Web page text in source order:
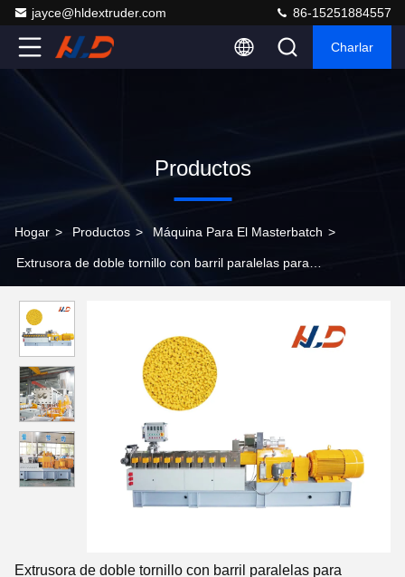
jayce@hldextruder.com 86-15251884557
Charlar
Productos
Hogar > Productos > Máquina Para El Masterbatch >
Extrusora de doble tornillo con barril paralelas para
Extrusora de doble tornillo con barril paralelas para